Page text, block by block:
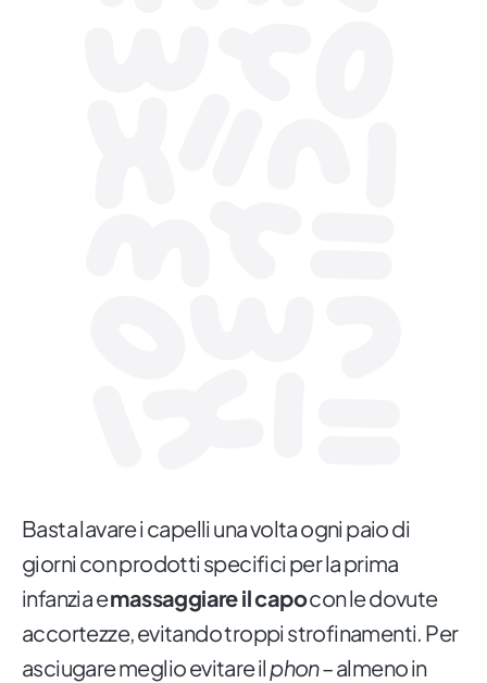
Basta lavare i capelli una volta ogni paio di
giorni con prodotti specifici per la prima
infanzia emassaggiare il capocon le dovute
accortezze, evitando troppi strofinamenti. Per
asciugare meglio evitare il phon– almeno in